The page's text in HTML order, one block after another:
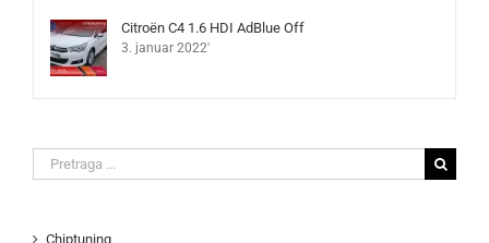
Citroën C4 1.6 HDI AdBlue Off
3. januar 2022'
Search
for:
Chiptuning